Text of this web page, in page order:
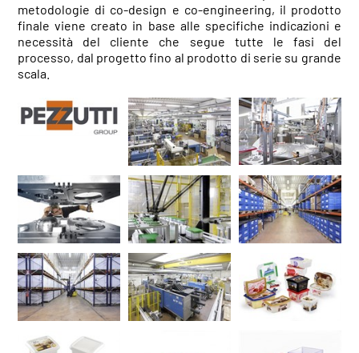
metodologie di co-design e co-engineering, il prodotto
finale viene creato in base alle specifiche indicazioni e
necessità del cliente che segue tutte le fasi del
processo, dal progetto fino al prodotto di serie su grande
scala.